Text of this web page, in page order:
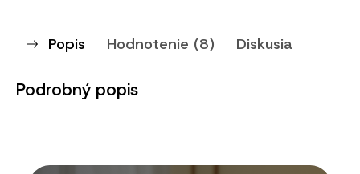
Popis Hodnotenie (8) Diskusia
Podrobný popis